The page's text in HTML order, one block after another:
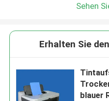
Sehen
Erhalten Sie
blauer